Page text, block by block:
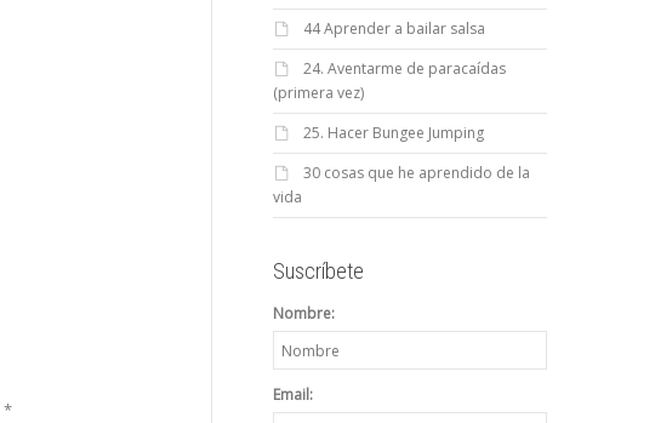
*
44 Aprender a bailar salsa
24. Aventarme de paracaídas
(primera vez)
25. Hacer Bungee Jumping
30 cosas que he aprendido de la
vida
Suscríbete
Nombre:
Email: